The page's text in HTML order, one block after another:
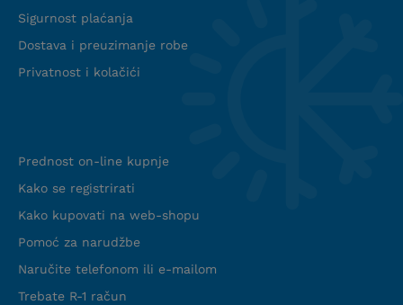
Sigurnost plaćanja
Dostava i preuzimanje robe
Privatnost i kolačići
Prednost on-line kupnje
Kako se registrirati
Kako kupovati na web-shopu
Pomoć za narudžbe
Naručite telefonom ili e-mailom
Trebate R-1 račun